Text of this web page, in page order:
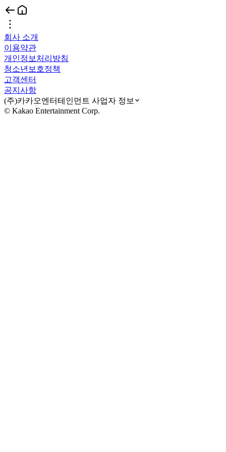
회사 소개
이용약관
개인정보처리방침
청소년보호정책
고객센터
공지사항
(주)카카오엔터테인먼트 사업자 정보
© Kakao Entertainment Corp.